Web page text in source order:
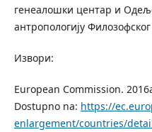
генеалошки центар и
антропологију
Извори:
European Commission.
Dostupno na: https://
enlargement/countries/